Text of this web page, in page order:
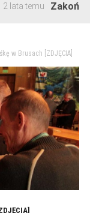
Zakończono
w Brusach [ZDJĘCIA]